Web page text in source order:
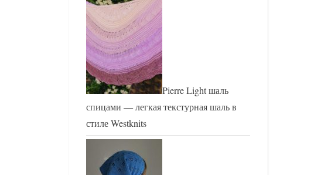
Pierre Light шаль
спицами — легкая текстурная шаль в
стиле Westknits